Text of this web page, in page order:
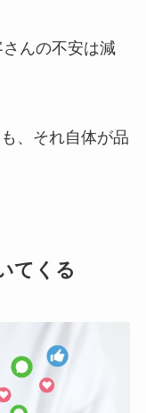
んの不安は減
、それ自体が品
てくる